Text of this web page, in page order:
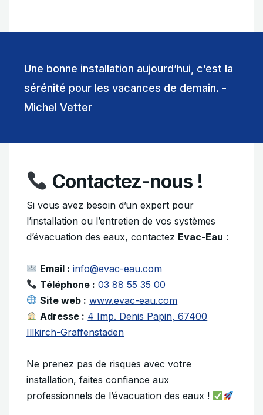
Une bonne installation aujourd’hui, c’est la
sérénité pour les vacances de demain. -
Michel Vetter
Contactez-nous !
Si vous avez besoin d’un expert pour
l’installation ou l’entretien de vos systèmes
d’évacuation des eaux, contactez Evac-Eau :
Email : info@evac-eau.com
Téléphone : 03 88 55 35 00
Site web : www.evac-eau.com
Adresse : 4 Imp. Denis Papin, 67400
Illkirch-Graffenstaden
Ne prenez pas de risques avec votre
installation, faites confiance aux
professionnels de l’évacuation des eaux !